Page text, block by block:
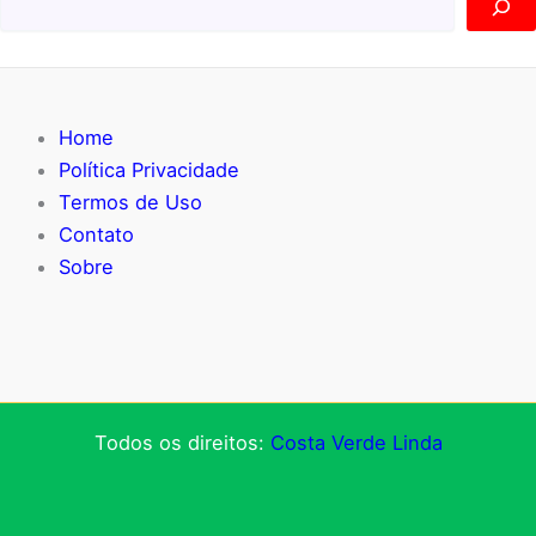
Home
Política Privacidade
Termos de Uso
Contato
Sobre
Todos os direitos: Costa Verde Linda